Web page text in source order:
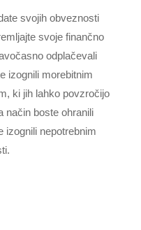
svojih obveznosti
svoje finančno
odplačevali
izognili morebitnim
ki jih lahko povzročijo
način boste ohranili
izognili nepotrebnim